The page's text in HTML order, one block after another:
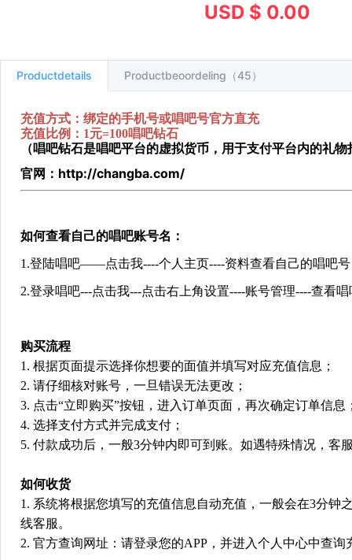
USD $ 0.00
Productdetails Productbeoordeling（45）
充值方式：绑定的手机号或唱吧号官方直充
充值比例：1元=100唱吧钻石
（唱吧钻石是唱吧平台的虚拟货币，用于支付平台内的礼物
官网： http://changba.com/
如何查看自己的唱吧账号名：
1.登陆唱吧——点击我----个人主页----资料查看自己的唱吧号
2.登录唱吧---点击我---点击右上角设置----账号管理----查看
购买流程
1. 根据页面提示选择你想要的面值并填写对应充值信息；
2. 请仔细核对账号，一旦错误无法更改；
3. 点击“立即购买”按钮，进入订单页面，再次确定订单信息
4. 选择支付方式并完成支付；
5. 付款成功后，一般3分钟内即可到账。如遇特殊情况，客
如何收货
1. 系统将根据您填写的充值信息自动充值，一般会在3分钟
线客服。
2. 官方查询网址：请登录您的APP，并进入个人中心中查询